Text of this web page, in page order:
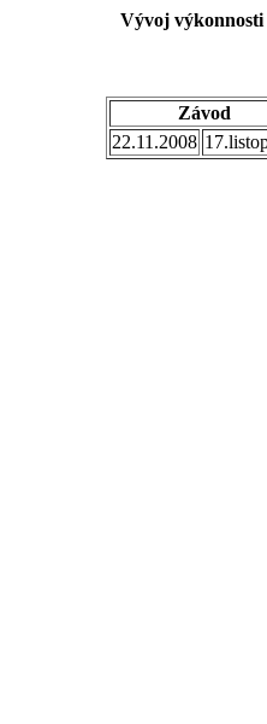
Vývoj výkonnosti
Závod
22.11.2008